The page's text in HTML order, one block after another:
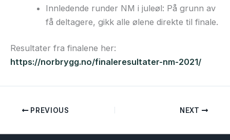
Innledende runder NM i juleøl: På grunn av
få deltagere, gikk alle ølene direkte til finale.
Resultater fra finalene her:
https://norbrygg.no/finaleresultater-nm-2021/
PREVIOUS NEXT